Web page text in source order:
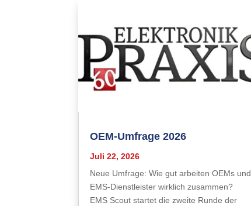
OEM-Umfrage 2026
Juli 22, 2026
Neue Umfrage: Wie gut arbeiten OEMs und
EMS-Dienstleister wirklich zusammen?
EMS Scout startet die zweite Runde der